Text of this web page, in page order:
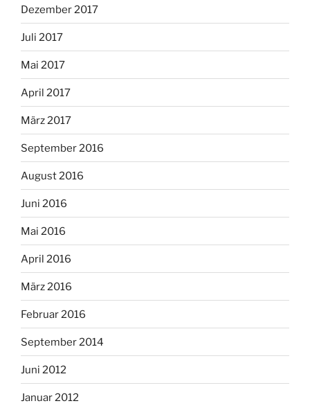
Dezember 2017
Juli 2017
Mai 2017
April 2017
März 2017
September 2016
August 2016
Juni 2016
Mai 2016
April 2016
März 2016
Februar 2016
September 2014
Juni 2012
Januar 2012